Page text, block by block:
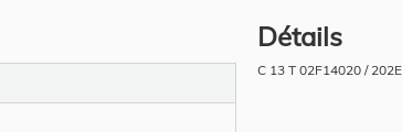
Détails
C 13 T 02F14020 /